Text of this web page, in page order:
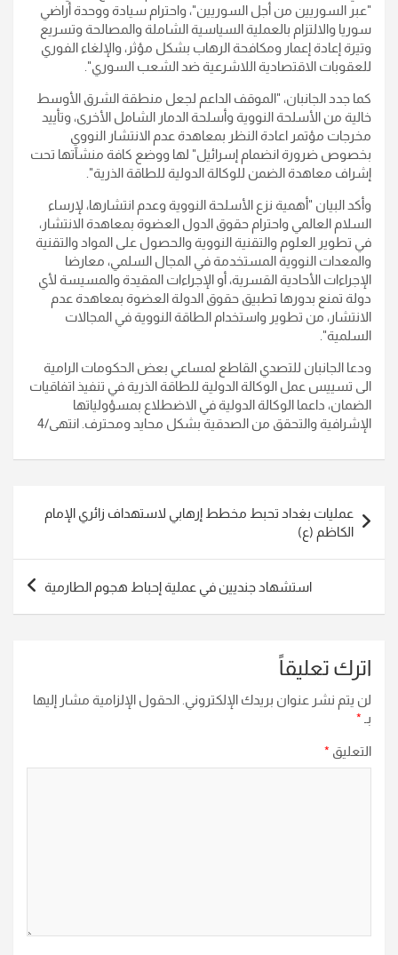
"عبر السوريين من أجل السوريين"، واحترام سيادة ووحدة أراضي
سوريا والالتزام بالعملية السياسية الشاملة والمصالحة وتسريع
وتيرة إعادة إعمار ومكافحة الرهاب بشكل مؤثر، والإلغاء الفوري
للعقوبات الاقتصادية اللاشرعية ضد الشعب السوري".
كما جدد الجانبان، "الموقف الداعم لجعل منطقة الشرق الأوسط
خالية من الأسلحة النووية وأسلحة الدمار الشامل الأخرى، وتأييد
مخرجات مؤتمر اعادة النظر بمعاهدة عدم الانتشار النووي
بخصوص ضرورة انضمام إسرائيل" لها ووضع كافة منشآتها تحت
إشراف معاهدة الضمن للوكالة الدولية للطاقة الذرية".
وأكد البيان "أهمية نزع الأسلحة النووية وعدم انتشارها، لإرساء
السلام العالمي واحترام حقوق الدول العضوة بمعاهدة الانتشار،
في تطوير العلوم والتقنية النووية والحصول على المواد والتقنية
والمعدات النووية المستخدمة في المجال السلمي، معارضا
الإجراءات الأحادية القسرية، أو الإجراءات المقيدة والمسيسة لأي
دولة تمنع بدورها تطبيق حقوق الدولة العضوة بمعاهدة عدم
الانتشار، من تطوير واستخدام الطاقة النووية في المجالات
السلمية".
ودعا الجانبان للتصدي القاطع لمساعي بعض الحكومات الرامية
الى تسييس عمل الوكالة الدولية للطاقة الذرية في تنفيذ اتفاقيات
الضمان، داعما الوكالة الدولية في الاضطلاع بمسؤولياتها
الإشرافية والتحقق من الصدقية بشكل محايد ومحترف. انتهى/4
المقالات
عمليات بغداد تحبط مخطط إرهابي لاستهداف زائري الإمام
الكاظم (ع)
استشهاد جنديين في عملية إحباط هجوم الطارمية
اترك تعليقاً
لن يتم نشر عنوان بريدك الإلكتروني. الحقول الإلزامية مشار إليها
بـ *
التعليق *